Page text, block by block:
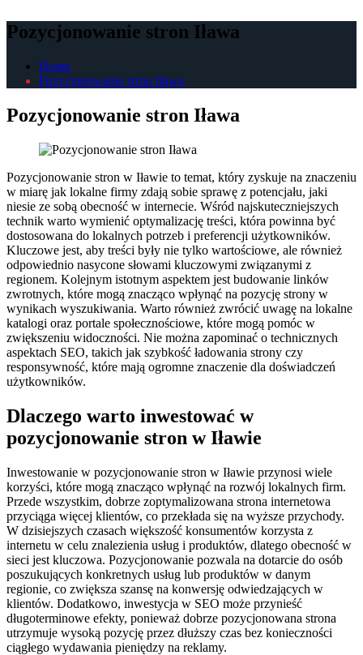
Pozycjonowanie stron Iława
Home
Pozycjonowanie stron Iława
Pozycjonowanie stron Iława
Pozycjonowanie stron w Iławie to temat, który zyskuje na znaczeniu
w miarę jak lokalne firmy zdają sobie sprawę z potencjału, jaki
niesie ze sobą obecność w internecie. Wśród najskuteczniejszych
technik warto wymienić optymalizację treści, która powinna być
dostosowana do lokalnych potrzeb i preferencji użytkowników.
Kluczowe jest, aby treści były nie tylko wartościowe, ale również
odpowiednio nasycone słowami kluczowymi związanymi z
regionem. Kolejnym istotnym aspektem jest budowanie linków
zwrotnych, które mogą znacząco wpłynąć na pozycję strony w
wynikach wyszukiwania. Warto również zwrócić uwagę na lokalne
katalogi oraz portale społecznościowe, które mogą pomóc w
zwiększeniu widoczności. Nie można zapominać o technicznych
aspektach SEO, takich jak szybkość ładowania strony czy
responsywność, które mają ogromne znaczenie dla doświadczeń
użytkowników.
Dlaczego warto inwestować w
pozycjonowanie stron w Iławie
Inwestowanie w pozycjonowanie stron w Iławie przynosi wiele
korzyści, które mogą znacząco wpłynąć na rozwój lokalnych firm.
Przede wszystkim, dobrze zoptymalizowana strona internetowa
przyciąga więcej klientów, co przekłada się na wyższe przychody.
W dzisiejszych czasach większość konsumentów korzysta z
internetu w celu znalezienia usług i produktów, dlatego obecność w
sieci jest kluczowa. Pozycjonowanie pozwala na dotarcie do osób
poszukujących konkretnych usług lub produktów w danym
regionie, co zwiększa szansę na konwersję odwiedzających w
klientów. Dodatkowo, inwestycja w SEO może przynieść
długoterminowe efekty, ponieważ dobrze pozycjonowana strona
utrzymuje wysoką pozycję przez dłuższy czas bez konieczności
ciągłego wydawania pieniędzy na reklamy.